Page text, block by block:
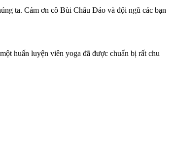
ta. Cám ơn cô Bùi Châu Đảo và đội ngũ các bạn
huấn luyện viên yoga đã được chuẩn bị rất chu